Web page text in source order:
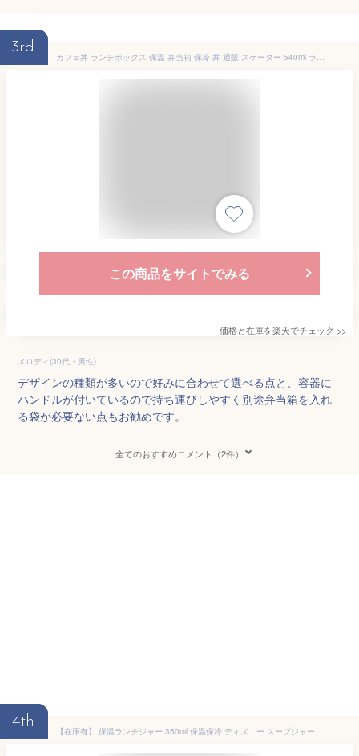
3rd
カフェ丼 ランチボックス 保温 弁当箱 保冷 丼 通販 スケーター 540ml ランチジャー 2段 二段 お弁当箱 おしゃれ かわいい キャラクター ディズニー スヌーピー ジブリ ドラえもん キティ サンリオ ムーミン すみっコぐらし SKATER LDNC6AG 抗菌 超軽量 女子 女性
この商品をサイトでみる
価格と在庫を楽天でチェック >>
メロディ(30代・男性)
デザインの種類が多いので好みに合わせて選べる点と、容器に
ハンドルが付いているので持ち運びしやすく別途弁当箱を入れ
る袋が必要ない点もお勧めです。
全てのおすすめコメント（2件）
4th
【在庫有】 保温ランチジャー 350ml 保温保冷 ディズニー スープジャー 3296 三郷陶器 スープボトル フードジャー フードポット ステンレス 保温弁当箱 水筒 保温 保冷 お弁当 ランチ キャラクター ミッキー くまのプーさん かわいい ステンレスボトル ギフト Disney